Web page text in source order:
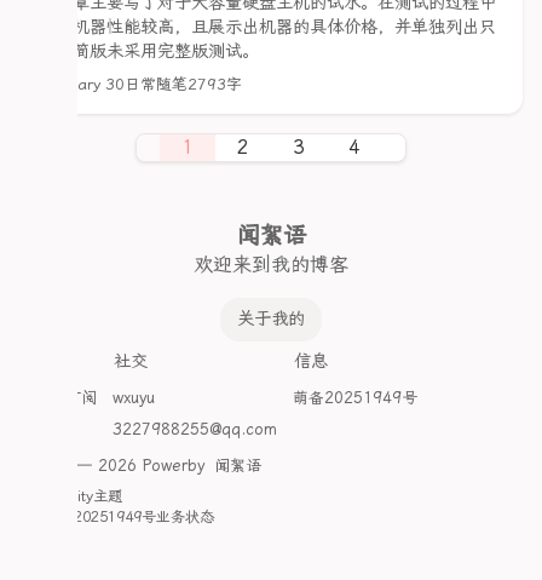
发现机器性能较高，且展示出机器的具体价格，并单独列出只
有精简版未采用完整版测试。
January 30 日常随笔2793字
1 2 3 4
闻絮语
欢迎来到我的博客
关于我的
Atom订阅
社交
wxuyu
3227988255@qq.com
信息
萌备20251949号
©2020 — 2026 Powerby 闻絮语
Clarity主题
萌ICP备20251949号业务状态